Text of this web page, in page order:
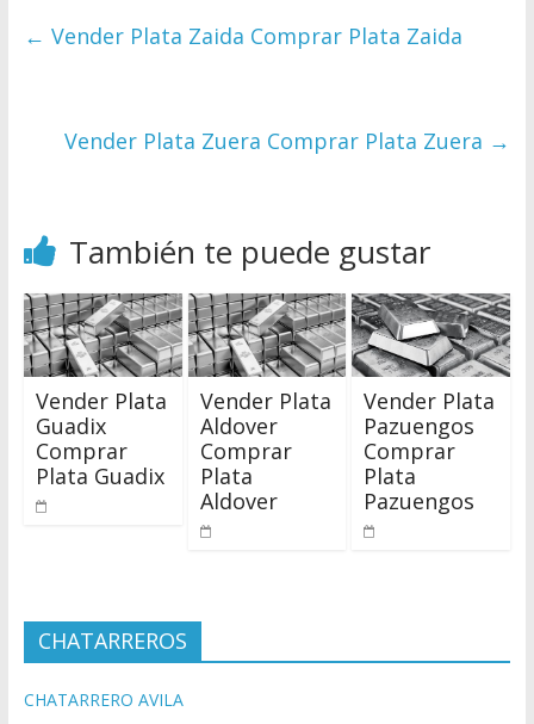
← Vender Plata Zaida Comprar Plata Zaida
Vender Plata Zuera Comprar Plata Zuera →
También te puede gustar
Vender Plata
Guadix
Comprar
Plata Guadix
Vender Plata
Aldover
Comprar
Plata
Aldover
Vender Plata
Pazuengos
Comprar
Plata
Pazuengos
CHATARREROS
CHATARRERO AVILA